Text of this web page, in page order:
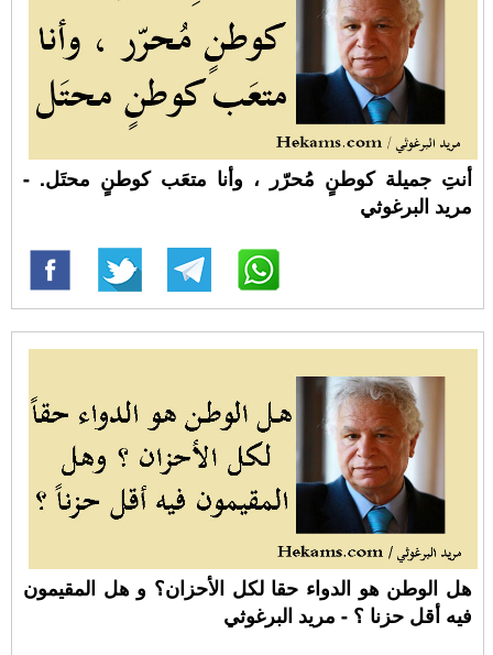
أنتِ جميلة كوطنٍ مُحرّر ، وأنا متعَب كوطنٍ محتَل. -
مريد البرغوثي
هل الوطن هو الدواء حقا لكل الأحزان؟ و هل المقيمون
فيه أقل حزنا ؟ - مريد البرغوثي